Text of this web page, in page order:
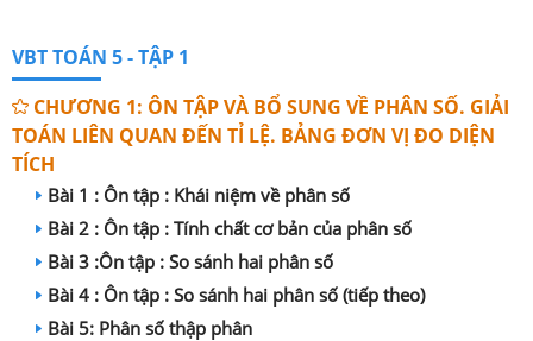
VBT TOÁN 5 - TẬP 1
CHƯƠNG 1: ÔN TẬP VÀ BỔ SUNG VỀ PHÂN SỐ. GIẢI
TOÁN LIÊN QUAN ĐẾN TỈ LỆ. BẢNG ĐƠN VỊ ĐO DIỆN
TÍCH
Bài 1 : Ôn tập : Khái niệm về phân số
Bài 2 : Ôn tập : Tính chất cơ bản của phân số
Bài 3 :Ôn tập : So sánh hai phân số
Bài 4 : Ôn tập : So sánh hai phân số (tiếp theo)
Bài 5: Phân số thập phân